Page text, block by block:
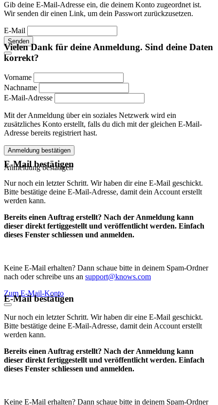
Gib deine E-Mail-Adresse ein, die deinem Konto zugeordnet ist.
Wir senden dir einen Link, um dein Passwort zurückzusetzen.
E-Mail
Senden
Vielen Dank für deine Anmeldung. Sind deine Daten
korrekt?
Vorname
Nachname
E-Mail-Adresse
Mit der Anmeldung über ein soziales Netzwerk wird ein
zusätzliches Konto erstellt, falls du dich mit der gleichen E-Mail-
Adresse bereits registriert hast.
Anmeldung bestätigen
Anmeldung bestätigen
E-Mail bestätigen
Nur noch ein letzter Schritt. Wir haben dir eine E-Mail geschickt.
Bitte bestätige deine E-Mail-Adresse, damit dein Account erstellt
werden kann.
Bereits einen Auftrag erstellt? Nach der Anmeldung kann
dieser direkt fertiggestellt und veröffentlicht werden. Einfach
dieses Fenster schliessen und anmelden.
Keine E-Mail erhalten? Dann schaue bitte in deinem Spam-Ordner
nach oder schreibe uns an support@knows.com
Zum E-Mail-Konto
E-Mail bestätigen
Nur noch ein letzter Schritt. Wir haben dir eine E-Mail geschickt.
Bitte bestätige deine E-Mail-Adresse, damit dein Account erstellt
werden kann.
Bereits einen Auftrag erstellt? Nach der Anmeldung kann
dieser direkt fertiggestellt und veröffentlicht werden. Einfach
dieses Fenster schliessen und anmelden.
Keine E-Mail erhalten? Dann schaue bitte in deinem Spam-Ordner